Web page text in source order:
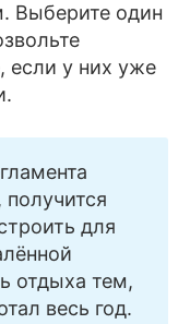
Выберите один
если у них уже
для
отдыха тем,
весь год.